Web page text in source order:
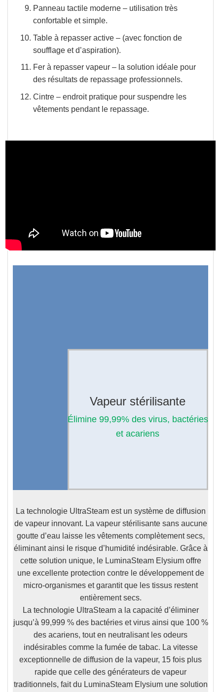
Panneau tactile moderne– utilisation très
confortable et simple.
Table à repasser active– (avec fonction de
soufflage et d’aspiration).
Fer à repasser vapeur– la solution idéale pour
des résultats de repassage professionnels.
Cintre– endroit pratique pour suspendre les
vêtements pendant le repassage.
Vapeur stérilisante
Élimine 99,99% des virus, bactéries
et acariens
La technologie UltraSteam est un système de diffusion
de vapeur innovant. La vapeur stérilisante sans aucune
goutte d’eau laisse les vêtements complètement secs,
éliminant ainsi le risque d’humidité indésirable. Grâce à
cette solution unique, le LuminaSteam Elysium offre
une excellente protection contre le développement de
micro-organismes et garantit que les tissus restent
entièrement secs.
La technologie UltraSteam a la capacité d’éliminer
jusqu’à 99,999 % des bactéries et virus ainsi que 100 %
des acariens, tout en neutralisant les odeurs
indésirables comme la fumée de tabac. La vitesse
exceptionnelle de diffusion de la vapeur, 15 fois plus
rapide que celle des générateurs de vapeur
traditionnels, fait du LuminaSteam Elysium une solution